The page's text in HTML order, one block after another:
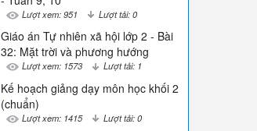
Lượt xem: 951 Lượt tải: 0
Giáo án Tự nhiên xã hội lớp 2 - Bài
32: Mặt trời và phương hướng
Lượt xem: 1573 Lượt tải: 1
Kế hoạch giảng dạy môn học khối 2
(chuẩn)
Lượt xem: 1415 Lượt tải: 0